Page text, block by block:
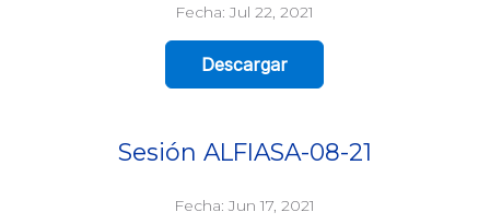
Fecha: Jul 22, 2021
Descargar
Sesión ALFIASA-08-21
Fecha: Jun 17, 2021